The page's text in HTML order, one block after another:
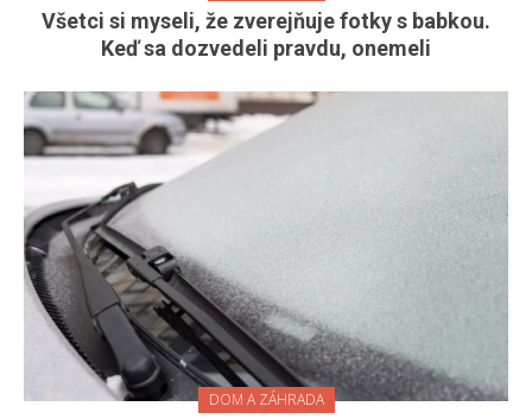
Všetci si myseli, že zverejňuje fotky s babkou.
Keď sa dozvedeli pravdu, onemeli
DOM A ZÁHRADA